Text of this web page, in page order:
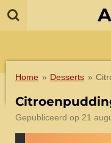
Ga
Home » Desserts »
Gepubliceerd op 21